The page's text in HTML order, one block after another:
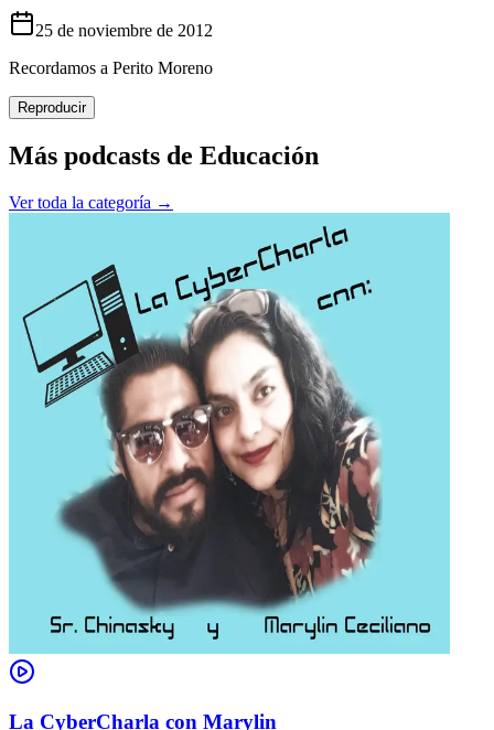
25 de noviembre de 2012
Recordamos a Perito Moreno
Reproducir
Más podcasts de Educación
Ver toda la categoría →
La CyberCharla con Marylin